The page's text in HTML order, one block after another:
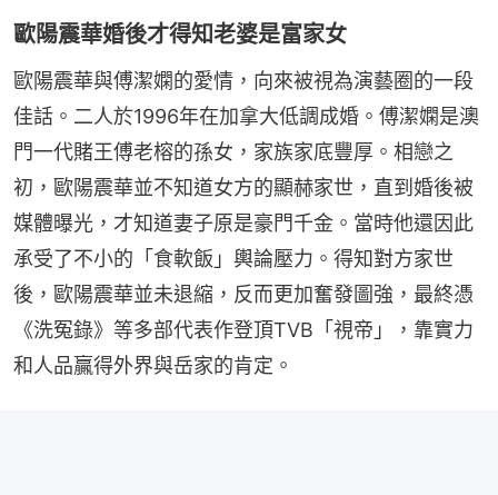
歐陽震華婚後才得知老婆是富家女
歐陽震華與傅潔嫻的愛情，向來被視為演藝圈的一段
佳話。二人於1996年在加拿大低調成婚。傅潔嫻是澳
門一代賭王傅老榕的孫女，家族家底豐厚。相戀之
初，歐陽震華並不知道女方的顯赫家世，直到婚後被
媒體曝光，才知道妻子原是豪門千金。當時他還因此
承受了不小的「食軟飯」輿論壓力。得知對方家世
後，歐陽震華並未退縮，反而更加奮發圖強，最終憑
《洗冤錄》等多部代表作登頂TVB「視帝」，靠實力
和人品贏得外界與岳家的肯定。